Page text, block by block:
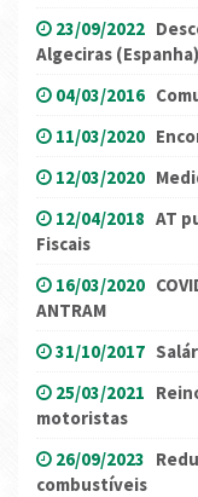
23/09/2022
Algeciras (Espanha)
04/03/2016
11/03/2020
12/03/2020
12/04/2018 AT
Fiscais
16/03/2020
ANTRAM
31/10/2017
25/03/2021
motoristas
26/09/2023
combustíveis